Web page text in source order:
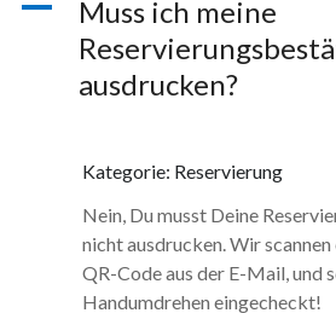
A
Muss ich meine
ausdrucken?
Kategorie: Reservierung
Nein, Du musst Deine
nicht ausdrucken. Wir
QR-Code aus der E-Mail, und
Handumdrehen eingecheckt!